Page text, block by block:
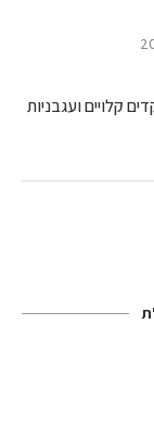
קלויים ועגבניות